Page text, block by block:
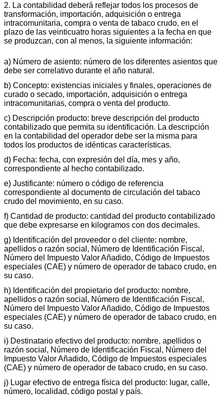
2. La contabilidad deberá reflejar todos los procesos de
transformación, importación, adquisición o entrega
intracomunitaria, compra o venta de tabaco crudo, en el
plazo de las veinticuatro horas siguientes a la fecha en que
se produzcan, con al menos, la siguiente información:
a) Número de asiento: número de los diferentes asientos que
debe ser correlativo durante el año natural.
b) Concepto: existencias iniciales y finales, operaciones de
curado o secado, importación, adquisición o entrega
intracomunitarias, compra o venta del producto.
c) Descripción producto: breve descripción del producto
contabilizado que permita su identificación. La descripción
en la contabilidad del operador debe ser la misma para
todos los productos de idénticas características.
d) Fecha: fecha, con expresión del día, mes y año,
correspondiente al hecho contabilizado.
e) Justificante: número o código de referencia
correspondiente al documento de circulación del tabaco
crudo del movimiento, en su caso.
f) Cantidad de producto: cantidad del producto contabilizado
que debe expresarse en kilogramos con dos decimales.
g) Identificación del proveedor o del cliente: nombre,
apellidos o razón social, Número de Identificación Fiscal,
Número del Impuesto Valor Añadido, Código de Impuestos
especiales (CAE) y número de operador de tabaco crudo, en
su caso.
h) Identificación del propietario del producto: nombre,
apellidos o razón social, Número de Identificación Fiscal,
Número del Impuesto Valor Añadido, Código de Impuestos
especiales (CAE) y número de operador de tabaco crudo, en
su caso.
i) Destinatario efectivo del producto: nombre, apellidos o
razón social, Número de Identificación Fiscal, Número del
Impuesto Valor Añadido, Código de Impuestos especiales
(CAE) y número de operador de tabaco crudo, en su caso.
j) Lugar efectivo de entrega física del producto: lugar, calle,
número, localidad, código postal y país.